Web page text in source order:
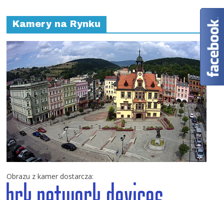
Kamery na Rynku
Obrazu z kamer dostarcza: